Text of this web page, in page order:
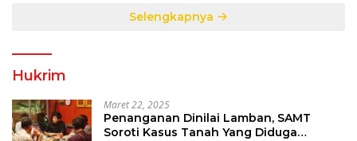
Selengkapnya
Hukrim
Maret 22, 2025
Penanganan Dinilai Lamban, SAMT
Soroti Kasus Tanah Yang Diduga